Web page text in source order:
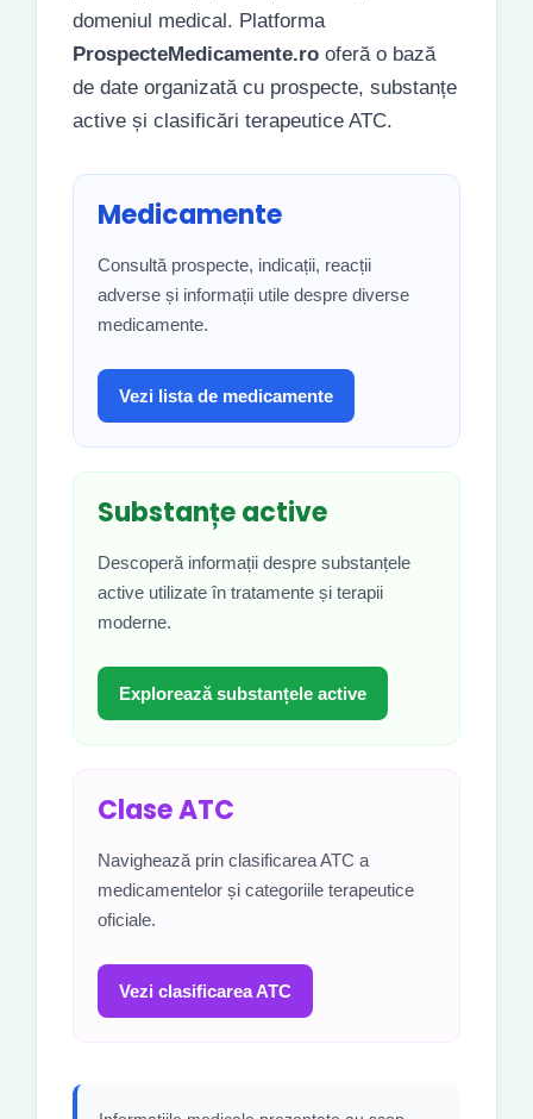
domeniul medical. Platforma
ProspecteMedicamente.ro oferă o bază
de date organizată cu prospecte, substanțe
active și clasificări terapeutice ATC.
Medicamente
Consultă prospecte, indicații, reacții
adverse și informații utile despre diverse
medicamente.
Vezi lista de medicamente
Substanțe active
Descoperă informații despre substanțele
active utilizate în tratamente și terapii
moderne.
Explorează substanțele active
Clase ATC
Navighează prin clasificarea ATC a
medicamentelor și categoriile terapeutice
oficiale.
Vezi clasificarea ATC